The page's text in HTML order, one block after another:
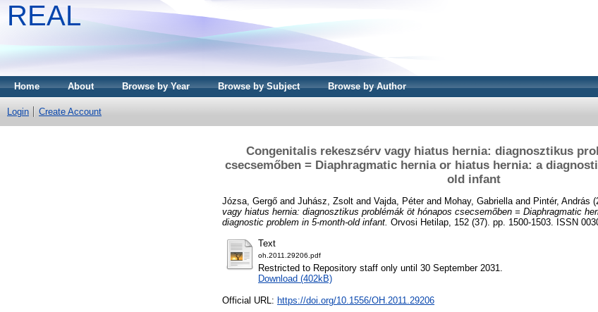
REAL
Home About Browse by Year Browse by Subject Browse by Author
Login Create Account
Congenitalis rekeszsérv vagy hiatus hernia: diagnosztikus
csecsemőben = Diaphragmatic hernia or hiatus hernia: a
old infant
Józsa, Gergő and Juhász, Zsolt and Vajda, Péterand Mohay, Gabriella and Pintér, András
vagy hiatus hernia: diagnosztikus problémák öt hónapos csecsemőben = Diaphragmatic
diagnostic problem in 5-month-old infant. Orvosi Hetilap, 152 (37). pp. 1500-1503. ISSN
Text
oh.2011.29206.pdf
Restricted to Repository staff only until 30 September 2031.
Download (402kB)
Official URL: https://doi.org/10.1556/OH.2011.29206